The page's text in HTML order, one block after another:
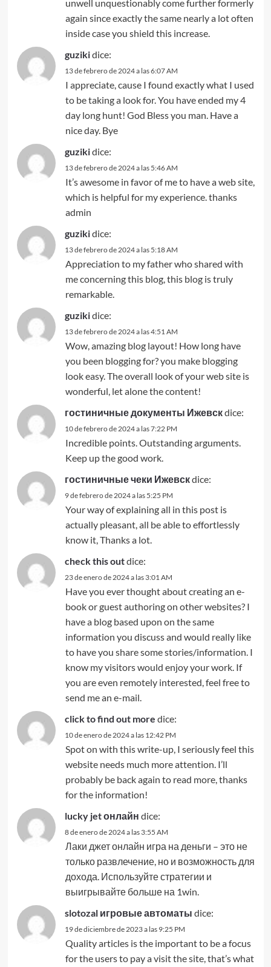
unwell unquestionably come further formerly
again since exactly the same nearly a lot often
inside case you shield this increase.
guzikidice:
13 de febrero de 2024 a las 6:07 AM
I appreciate, cause I found exactly what I used
to be taking a look for. You have ended my 4
day long hunt! God Bless you man. Have a
nice day. Bye
guzikidice:
13 de febrero de 2024 a las 5:46 AM
It’s awesome in favor of me to have a web site,
which is helpful for my experience. thanks
admin
guzikidice:
13 de febrero de 2024 a las 5:18 AM
Appreciation to my father who shared with
me concerning this blog, this blog is truly
remarkable.
guzikidice:
13 de febrero de 2024 a las 4:51 AM
Wow, amazing blog layout! How long have
you been blogging for? you make blogging
look easy. The overall look of your web site is
wonderful, let alone the content!
гостиничные документы Ижевскdice:
10 de febrero de 2024 a las 7:22 PM
Incredible points. Outstanding arguments.
Keep up the good work.
гостиничные чеки Ижевскdice:
9 de febrero de 2024 a las 5:25 PM
Your way of explaining all in this post is
actually pleasant, all be able to effortlessly
know it, Thanks a lot.
check this outdice:
23 de enero de 2024 a las 3:01 AM
Have you ever thought about creating an e-
book or guest authoring on other websites? I
have a blog based upon on the same
information you discuss and would really like
to have you share some stories/information. I
know my visitors would enjoy your work. If
you are even remotely interested, feel free to
send me an e-mail.
click to find out more dice:
10 de enero de 2024 a las 12:42 PM
Spot on with this write-up, I seriously feel this
website needs much more attention. I’ll
probably be back again to read more, thanks
for the information!
lucky jet онлайн dice:
8 de enero de 2024 a las 3:55 AM
Лаки джет онлайн игра на деньги – это не
только развлечение, но и возможность для
дохода. Используйте стратегии и
выигрывайте больше на 1win.
slotozal игровые автоматы dice:
19 de diciembre de 2023 a las 9:25 PM
Quality articles is the important to be a focus
for the users to pay a visit the site, that’s what